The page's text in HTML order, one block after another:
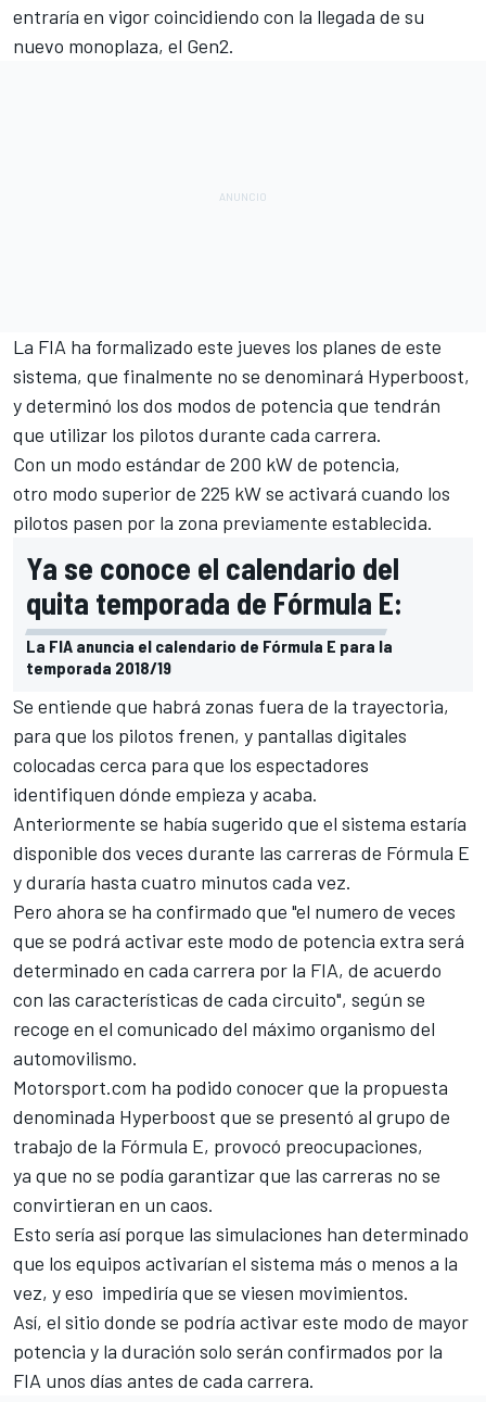
entraría en vigor coincidiendo con la llegada de su
nuevo monoplaza, el Gen2.
La FIA ha formalizado este jueves los planes de este
sistema, que finalmente no se denominará Hyperboost,
y determinó los dos modos de potencia que tendrán
que utilizar los pilotos durante cada carrera.
Con un modo estándar de 200 kW de potencia,
otro modo superior de 225 kW se activará cuando los
pilotos pasen por la zona previamente establecida.
Ya se conoce el calendario del
quita temporada de Fórmula E:
La FIA anuncia el calendario de Fórmula E para la
temporada 2018/19
Se entiende que habrá zonas fuera de la trayectoria,
para que los pilotos frenen, y pantallas digitales
colocadas cerca para que los espectadores
identifiquen dónde empieza y acaba.
Anteriormente se había sugerido que el sistema estaría
disponible dos veces durante las carreras de Fórmula E
y duraría hasta cuatro minutos cada vez.
Pero ahora se ha confirmado que "el numero de veces
que se podrá activar este modo de potencia extra será
determinado en cada carrera por la FIA, de acuerdo
con las características de cada circuito", según se
recoge en el comunicado del máximo organismo del
automovilismo.
Motorsport.com ha podido conocer que la propuesta
denominada Hyperboost que se presentó al grupo de
trabajo de la Fórmula E, provocó preocupaciones,
ya que no se podía garantizar que las carreras no se
convirtieran en un caos.
Esto sería así porque las simulaciones han determinado
que los equipos activarían el sistema más o menos a la
vez, y eso impediría que se viesen movimientos.
Así, el sitio donde se podría activar este modo de mayor
potencia y la duración solo serán confirmados por la
FIA unos días antes de cada carrera.